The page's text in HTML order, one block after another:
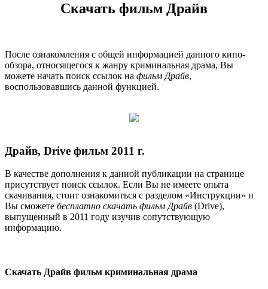
Скачать фильм Драйв
После ознакомления с общей информацией данного кино-
обзора, относящегося к жанру криминальная драма, Вы
можете начать поиск ссылок на фильм Драйв,
воспользовавшись данной функцией.
Драйв, Drive фильм 2011 г.
В качестве дополнения к данной публикации на странице
присутствует поиск ссылок. Если Вы не имеете опыта
скачивания, стоит ознакомиться с разделом «Инструкции» и
Вы сможете бесплатно скачать фильм Драйв (Drive),
выпущенный в 2011 году изучив сопутствующую
информацию.
Скачать Драйв фильм криминальная драма